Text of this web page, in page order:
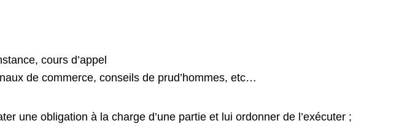
cours d’appel
de commerce, conseils de prud’hommes, etc…
une obligation à la charge d’une partie et lui ordonner de l’exécuter ;